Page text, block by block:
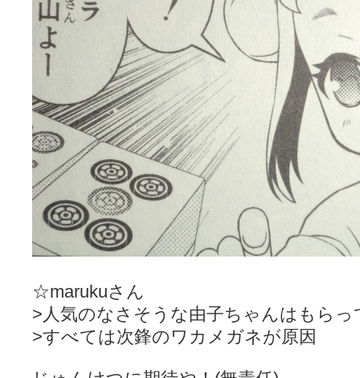
☆marukuさん
>人気のなさそうな由子ちゃんはもら
>すべては次鋒のワカメガネが原因